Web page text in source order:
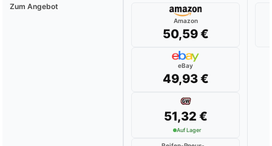
Zum Angebot
Amazon
50,59 €
eBay
49,93 €
51,32 €
Auf Lager